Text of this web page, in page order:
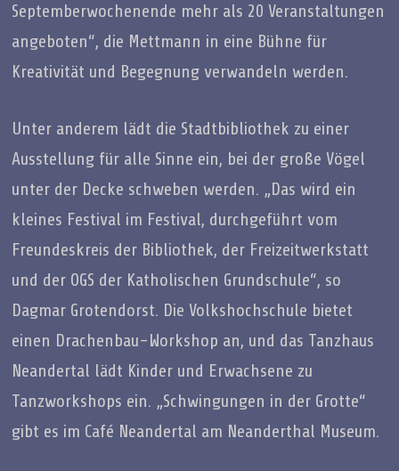
Septemberwochenende mehr als 20 Veranstaltungen
angeboten“, die Mettmann in eine Bühne für
Kreativität und Begegnung verwandeln werden.
Unter anderem lädt die Stadtbibliothek zu einer
Ausstellung für alle Sinne ein, bei der große Vögel
unter der Decke schweben werden. „Das wird ein
kleines Festival im Festival, durchgeführt vom
Freundeskreis der Bibliothek, der Freizeitwerkstatt
und der OGS der Katholischen Grundschule“, so
Dagmar Grotendorst. Die Volkshochschule bietet
einen Drachenbau-Workshop an, und das Tanzhaus
Neandertal lädt Kinder und Erwachsene zu
Tanzworkshops ein. „Schwingungen in der Grotte“
gibt es im Café Neandertal am Neanderthal Museum.